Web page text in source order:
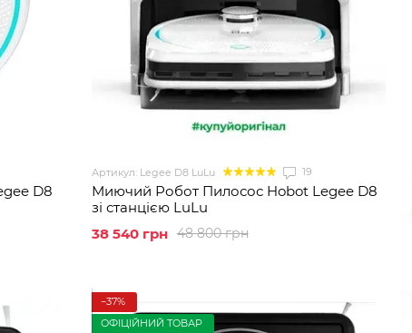
D8
Артикул: Legee D8 LuLu 19
Миючий Робот Пилосос Hobot Legee D8
зі станцією LuLu
48 800 грн
38 540 грн
−37%
ОФІЦІЙНИЙ ТОВАР